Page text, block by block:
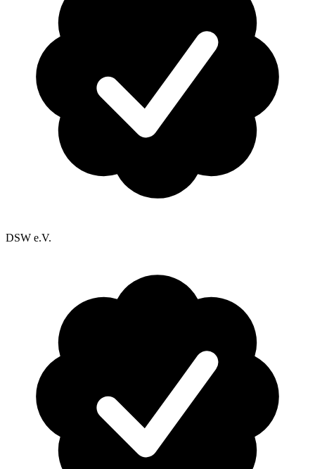
DSW e.V.